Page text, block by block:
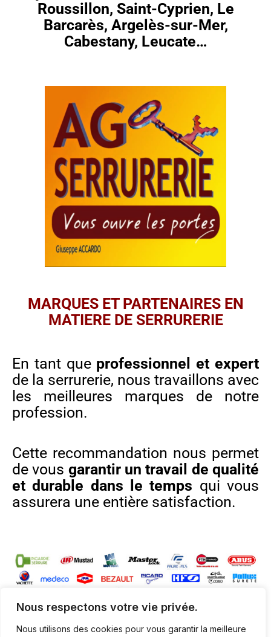
Nous respectons votre vie privée.
Nous utilisons des cookies pour vous garantir la meilleure
Roussillon, Saint-Cyprien, Le
Barcarès, Argelès-sur-Mer,
Cabestany, Leucate…
MARQUES ET PARTENAIRES EN
MATIERE DE SERRURERIE
En tant que professionnel et expert
de la serrurerie, nous travaillons avec
les meilleures marques de notre
profession.
Cette recommandation nous permet
de vous garantir un travail de qualité
et durable dans le temps qui vous
assurera une entière satisfaction.